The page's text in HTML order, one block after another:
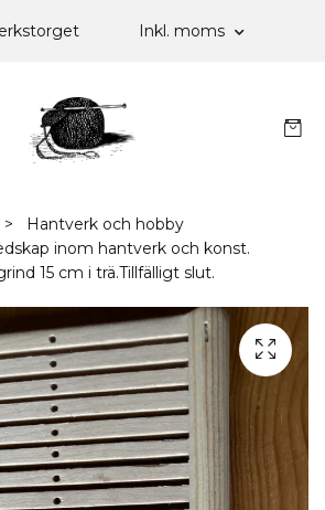
Inkl. moms
Hantverk och hobby
inom hantverk och konst.
15 cm i trä.Tillfälligt slut.